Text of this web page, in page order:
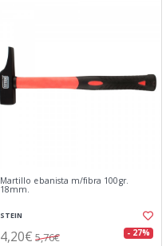
Martillo ebanista m/fibra 100gr.
18mm.
STEIN
4,20€ 5,76€ - 27%